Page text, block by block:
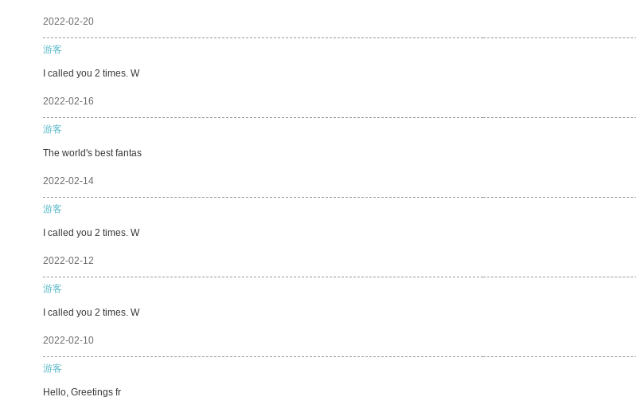
2022-02-20
游客
I called you 2 times. W
2022-02-16
游客
The world's best fantas
2022-02-14
游客
I called you 2 times. W
2022-02-12
游客
I called you 2 times. W
2022-02-10
游客
Hello, Greetings fr